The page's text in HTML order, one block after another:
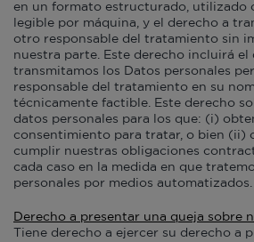
en un formato estructurado, utilizado
legible por máquina, y el derecho a
otro responsable del tratamiento sin
nuestra parte. Este derecho incluirá el
transmitamos los Datos personales
responsable del tratamiento en su
técnicamente factible. Este derecho
datos personales para los que: (i)
consentimiento para tratar, o bien (ii)
cumplir nuestras obligaciones
cada caso en la medida en que
personales por medios automatizados.
Derecho a presentar una queja sobre
Tiene derecho a ejercer su derecho a